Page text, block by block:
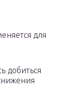
для
добиться